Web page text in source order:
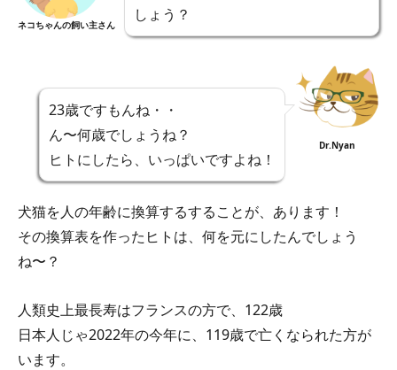
ネコちゃんの飼い主さん
しょう？
23歳ですもんね・・
ん〜何歳でしょうね？
ヒトにしたら、いっぱいですよね！
Dr.Nyan
犬猫を人の年齢に換算するすることが、あります！
その換算表を作ったヒトは、何を元にしたんでしょう
ね〜？
人類史上最長寿はフランスの方で、122歳
日本人じゃ2022年の今年に、119歳で亡くなられた方が
います。